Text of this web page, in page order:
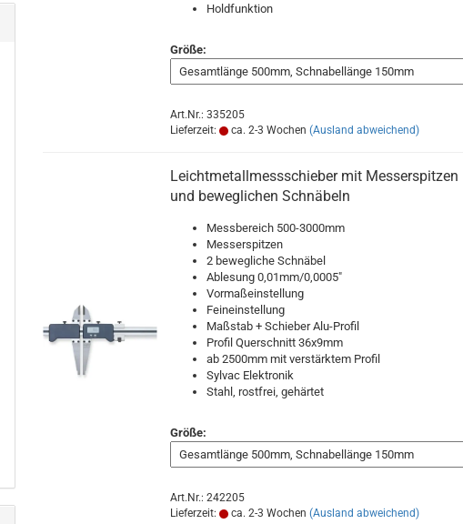
Holdfunktion
Größe:
Art.Nr.: 335205
Lieferzeit:
ca. 2-3 Wochen (Ausland abweichend)
Leichtmetallmessschieber mit Messerspitzen
und beweglichen Schnäbeln
Messbereich 500-3000mm
Messerspitzen
2 bewegliche Schnäbel
Ablesung 0,01mm/0,0005"
Vormaßeinstellung
Feineinstellung
Maßstab + Schieber Alu-Profil
Profil Querschnitt 36x9mm
ab 2500mm mit verstärktem Profil
Sylvac Elektronik
Stahl, rostfrei, gehärtet
Größe:
Art.Nr.: 242205
Lieferzeit:
ca. 2-3 Wochen (Ausland abweichend)